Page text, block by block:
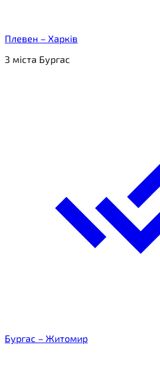
Плевен – Харків
З міста Бургас
Бургас – Житомир